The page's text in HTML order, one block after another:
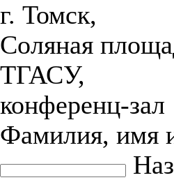
г. Томск,
Соляная
ТГАСУ,
конференц-зал
Фамилия, имя